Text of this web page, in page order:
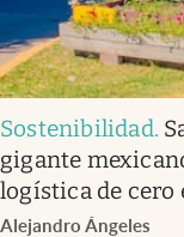
Sostenibilidad.
gigante
logística de cero
Alejandro Ángeles